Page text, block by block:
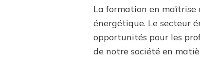
La formation en maîtrise
énergétique. Le secteur
opportunités pour les
de notre société en